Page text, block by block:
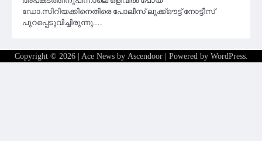
ഡോ.സിറിയക്കിനെതിരെ പോലീസ് ലുക്ക്ഔട്ട് നോട്ടീസ്
പുറപ്പെടുവിച്ചിരുന്നു.…
Copyright © 2026 | Ace News by Ascendoor| Powered by WordPress.